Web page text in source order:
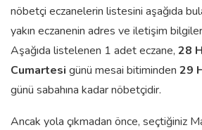
nöbetçi eczanelerin listesini aşağıda
yakın eczanenin adres ve iletişim
Aşağıda listelenen 1 adet eczane, 28
Cumartesi günü mesai bitiminden 29
günü sabahına kadar nöbetçidir.
Ancak yola çıkmadan önce, seçtiğiniz